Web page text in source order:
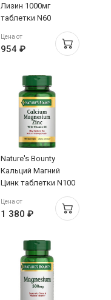
Лизин 1000мг
таблетки N60
Цена от
954 ₽
Nature's Bounty
Кальций Магний
Цинк таблетки N100
Цена от
1 380 ₽